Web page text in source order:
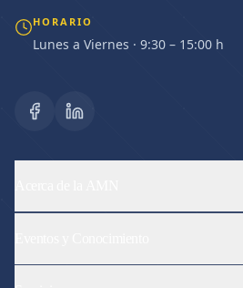
HORARIO
Lunes a Viernes · 9:30 – 15:00 h